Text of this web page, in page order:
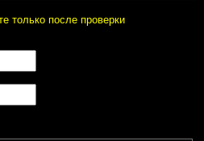
только после проверки